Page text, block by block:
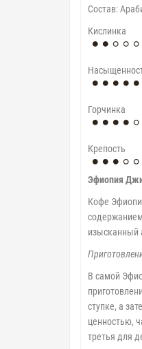
Cостав:
Кислинка
Горчинка
Крепость
Эфиопия
Кофе
изысканный
В самой
ступке, а
ценностью,
третья для